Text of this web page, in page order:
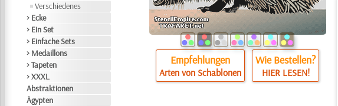
Verschiedenes
> Ecke
> Ein Set
> Einfache Sets
> Medaillons
> Tapeten
> XXXL
Abstraktionen
Ägypten
Empfehlungen
Arten von Schablonen
Wie Bestellen?
HIER LESEN!